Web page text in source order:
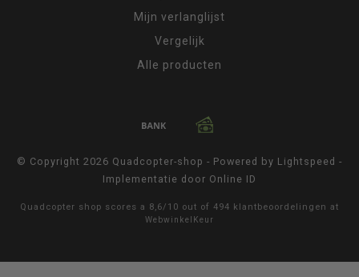
Mijn verlanglijst
Vergelijk
Alle producten
© Copyright 2026 Quadcopter-shop - Powered by Lightspeed -
Implementatie door Online ID
Quadcopter shop scores a 8,6/ 10 out of 494 klantbeoordelingen at
WebwinkelKeur